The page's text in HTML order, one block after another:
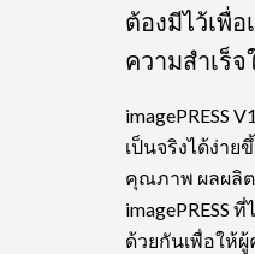
ต้องมีไว้เพื่
ความสำเร็
imagePRESS
เป็นจริงได้ง่า
คุณภาพ ผลผลิ
imagePRESS
ด้วยกันเพื่อให้